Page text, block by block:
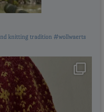
knitting tradition #wollwaerts